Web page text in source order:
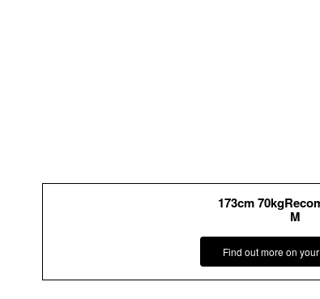
173cm
M
Find out more on